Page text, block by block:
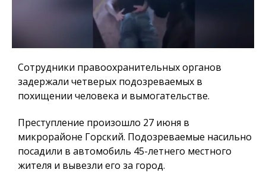
Сотрудники правоохранительных органов
задержали четверых подозреваемых в
похищении человека и вымогательстве.
Преступление произошло 27 июня в
микрорайоне Горский. Подозреваемые насильно
посадили в автомобиль 45-летнего местного
жителя и вывезли его за город.